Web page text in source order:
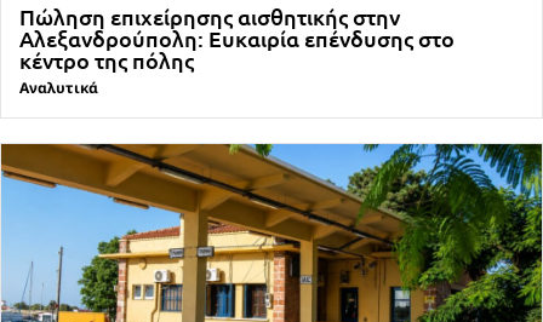
Πώληση επιχείρησης αισθητικής στην
Αλεξανδρούπολη: Ευκαιρία επένδυσης στο
κέντρο της πόλης
Αναλυτικά